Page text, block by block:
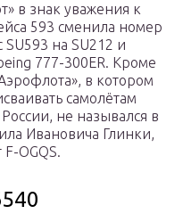
в знак уважения к
593 сменила номер
на SU212 и
777-300ER. Кроме
в котором
самолётам
не назывался в
Ивановича Глинки,
OGQS.